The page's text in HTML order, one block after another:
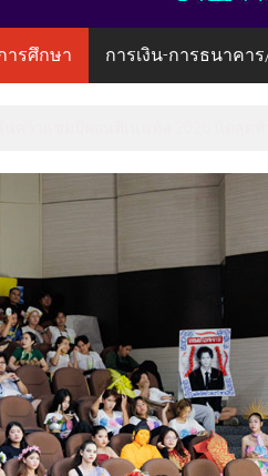
ารศึกษา การเงิน-การธนาคา